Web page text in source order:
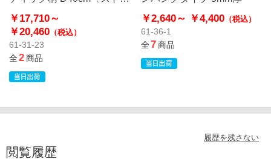
キオリジナル〕
￥17,710～
￥20,460 （税込）
61-31-23
全2商品
￥2,640～ ￥4,400（税込）
61-36-1
全7商品
履歴を残さない
閲覧履歴